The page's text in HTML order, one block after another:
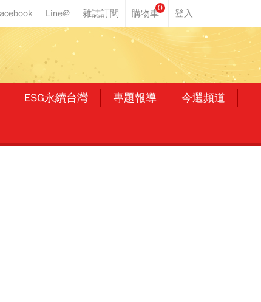
0
ESG永續台灣 專題報導 今選頻道